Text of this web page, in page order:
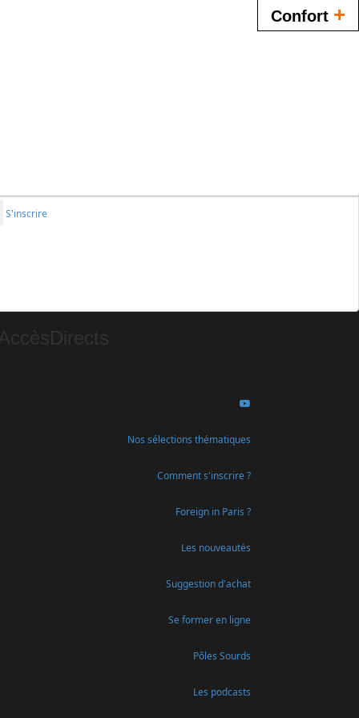
Confort +
S'inscrire
Accès Directs
Nos sélections thématiques
Comment s'inscrire ?
Foreign in Paris ?
Les nouveautés
Suggestion d'achat
Se former en ligne
Pôles Sourds
Les podcasts